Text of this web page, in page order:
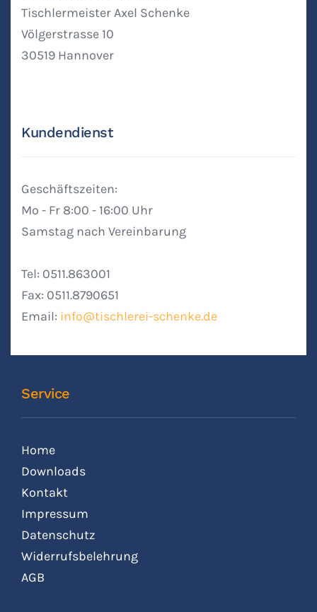
Tischlermeister Axel Schenke
Völgerstrasse 10
30519 Hannover
Kundendienst
Geschäftszeiten:
Mo - Fr 8:00 - 16:00 Uhr
Samstag nach Vereinbarung
Tel: 0511.863001
Fax: 0511.8790651
Email: info@tischlerei-schenke.de
Service
Home
Downloads
Kontakt
Impressum
Datenschutz
Widerrufsbelehrung
AGB